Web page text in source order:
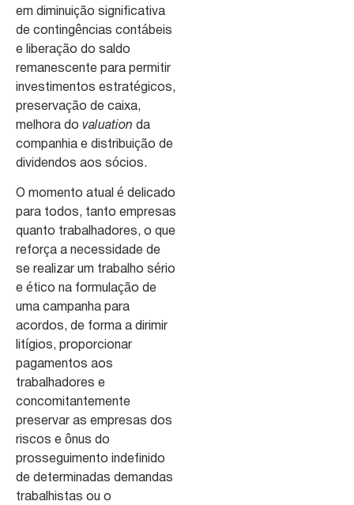
em diminuição significativa
de contingências contábeis
e liberação do saldo
remanescente para permitir
investimentos estratégicos,
preservação de caixa,
melhora do valuation da
companhia e distribuição de
dividendos aos sócios.
O momento atual é delicado
para todos, tanto empresas
quanto trabalhadores, o que
reforça a necessidade de
se realizar um trabalho sério
e ético na formulação de
uma campanha para
acordos, de forma a dirimir
litígios, proporcionar
pagamentos aos
trabalhadores e
concomitantemente
preservar as empresas dos
riscos e ônus do
prosseguimento indefinido
de determinadas demandas
trabalhistas ou o